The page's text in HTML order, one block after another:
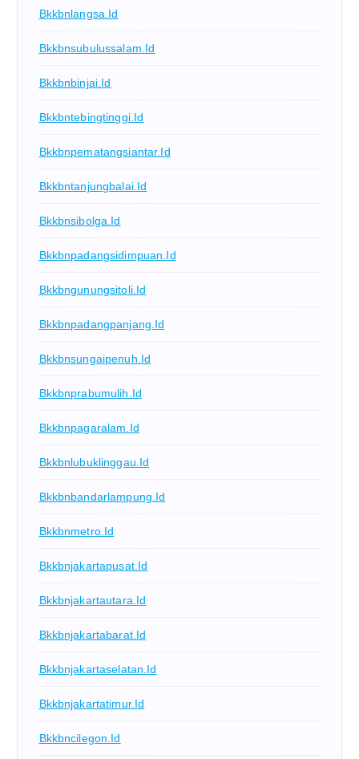
Bkkbnlangsa.id
Bkkbnsubulussalam.id
Bkkbnbinjai.id
Bkkbntebingtinggi.id
Bkkbnpematangsiantar.id
Bkkbntanjungbalai.id
Bkkbnsibolga.id
Bkkbnpadangsidimpuan.id
Bkkbngunungsitoli.id
Bkkbnpadangpanjang.id
Bkkbnsungaipenuh.id
Bkkbnprabumulih.id
Bkkbnpagaralam.id
Bkkbnlubuklinggau.id
Bkkbnbandarlampung.id
Bkkbnmetro.id
Bkkbnjakartapusat.id
Bkkbnjakartautara.id
Bkkbnjakartabarat.id
Bkkbnjakartaselatan.id
Bkkbnjakartatimur.id
Bkkbncilegon.id